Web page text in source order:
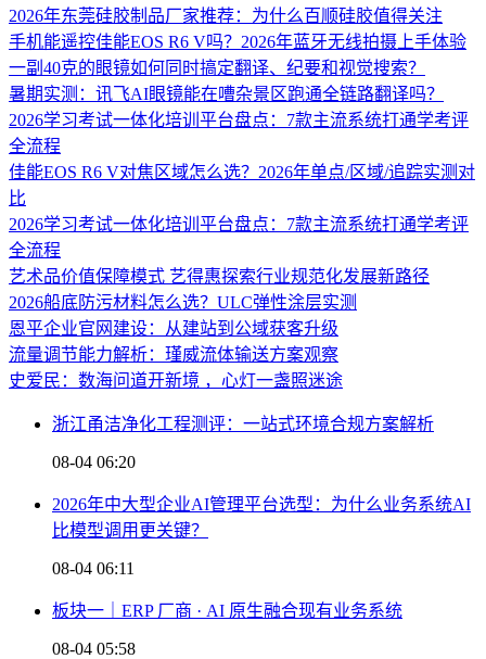
2026年东莞硅胶制品厂家推荐：为什么百顺硅胶值得关注
手机能遥控佳能EOS R6 V吗？2026年蓝牙无线拍摄上手体验
一副40克的眼镜如何同时搞定翻译、纪要和视觉搜索？
暑期实测：讯飞AI眼镜能在嘈杂景区跑通全链路翻译吗？
2026学习考试一体化培训平台盘点：7款主流系统打通学考评
全流程
佳能EOS R6 V对焦区域怎么选？2026年单点/区域/追踪实测对
比
2026学习考试一体化培训平台盘点：7款主流系统打通学考评
全流程
艺术品价值保障模式 艺得惠探索行业规范化发展新路径
2026船底防污材料怎么选？ULC弹性涂层实测
恩平企业官网建设：从建站到公域获客升级
流量调节能力解析：瑾威流体输送方案观察
史爱民：数海问道开新境 ，心灯一盏照迷途
浙江甬洁净化工程测评：一站式环境合规方案解析
08-04 06:20
2026年中大型企业AI管理平台选型：为什么业务系统AI
比模型调用更关键？
08-04 06:11
板块一｜ERP 厂商 · AI 原生融合现有业务系统
08-04 05:58